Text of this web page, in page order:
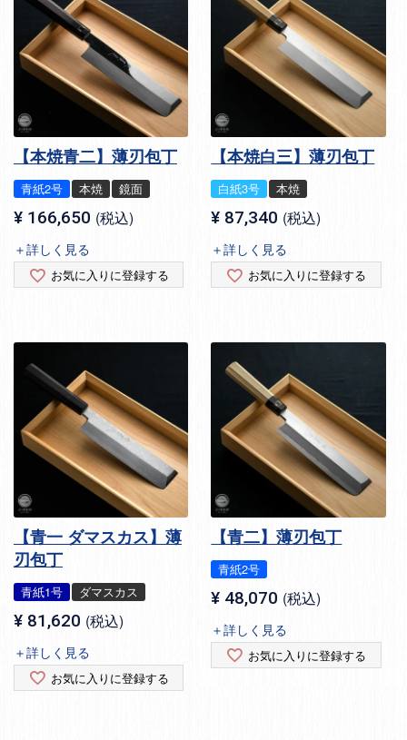
【本焼青二】薄刃包丁
青紙2号 本焼 鏡面
¥ 166,650 税込
＋詳しく見る
お気に入りに登録する
【本焼白三】薄刃包丁
白紙3号 本焼
¥ 87,340 税込
＋詳しく見る
お気に入りに登録する
【青一 ダマスカス】薄
刃包丁
青紙1号 ダマスカス
¥ 81,620 税込
＋詳しく見る
お気に入りに登録する
【青二】薄刃包丁
青紙2号
¥ 48,070 税込
＋詳しく見る
お気に入りに登録する